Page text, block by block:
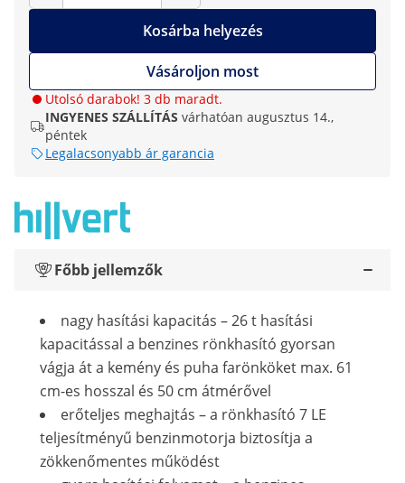
Kosárba helyezés
Vásároljon most
Utolsó darabok! 3 db maradt.
INGYENES SZÁLLÍTÁS várhatóan augusztus 14.,
péntek
Legalacsonyabb ár garancia
Főbb jellemzők
nagy hasítási kapacitás – 26 t hasítási
kapacitással a benzines rönkhasító gyorsan
vágja át a kemény és puha farönköket max. 61
cm-es hosszal és 50 cm átmérővel
erőteljes meghajtás – a rönkhasító 7 LE
teljesítményű benzinmotorja biztosítja a
zökkenőmentes működést